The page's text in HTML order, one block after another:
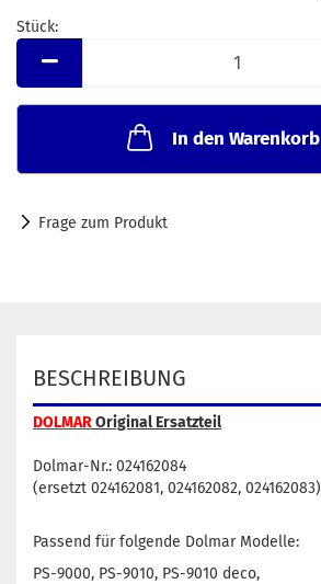
Stück:
Stück
In den Warenkorb
Frage zum Produkt
BESCHREIBUNG
DOLMAROriginal Ersatzteil
Dolmar-Nr.: 024162084
(ersetzt 024162081, 024162082, 024162083)
Passend für folgende Dolmar Modelle:
PS-9000, PS-9010, PS-9010 deco,